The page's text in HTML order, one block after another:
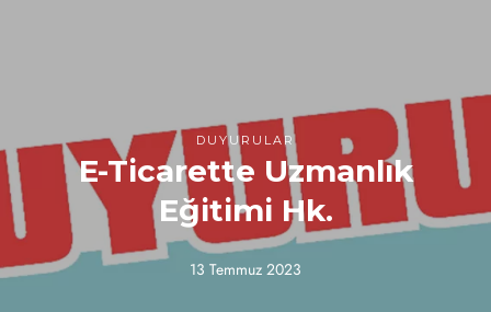
DUYURULAR
E-Ticarette Uzmanlık
Eğitimi Hk.
13 Temmuz 2023